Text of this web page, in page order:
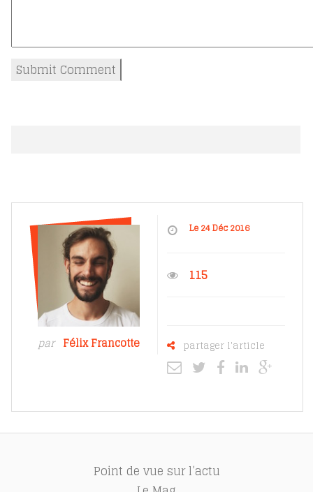
par Félix Francotte
Le 24 Déc 2016
115
partager l'article
Point de vue sur l’actu